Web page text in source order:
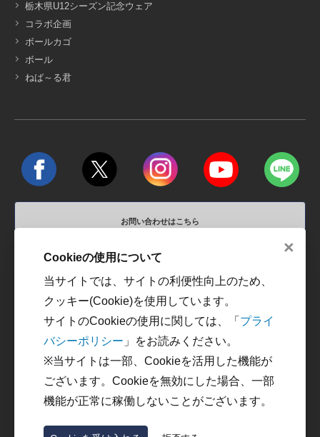
栃木県U12シーズン記念ウェア
コラボ企画
ボールカゴ
ボール
ねば～る君
お問い合わせはこちら
営業時間 平日10:00～18:00 / 定休日 土、日、祝祭日
運営会社 利用規約
カスタマーハラスメントに
対する方針
基づく表記
×
Cookieの使用について
当サイトでは、サイトの利便性向上のため、
クッキー(Cookie)を使用しています。
サイトのCookieの使用に関しては、「 プライ
バシーポリシー 」をお読みください。
※当サイトは一部、Cookieを活用した機能が
ございます。Cookieを無効にした場合、一部
機能が正常に稼働しないことがございます。